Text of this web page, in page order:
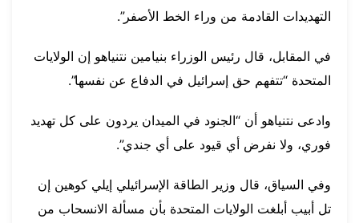
التهديدات القادمة من وراء الخط الأصفر”.
في المقابل، قال رئيس الوزراء بنيامين نتنياهو إن الولايات
المتحدة “تتفهم حق إسرائيل في الدفاع عن نفسها”.
وادعى نتنياهو أن “الجنود في الميدان يردون على كل تهديد
فوري، ولا نفرض أي قيود على أي جندي”.
وفي السياق، قال وزير الطاقة الإسرائيلي إيلي كوهين إن
تل أبيب أبلغت الولايات المتحدة بأن مسألة الانسحاب من